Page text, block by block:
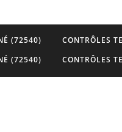
(72540)
CONTRÔLES
(72540)
CONTRÔLES